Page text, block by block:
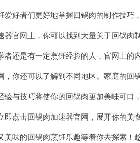
好者们更好地掌握回锅肉的制作技巧，
官网上，你可以找到大量关于回锅肉
还是有一定烹饪经验的人，官网上的内
你还可以了解到不同地区、家庭的回锅
与技巧将使你的回锅肉更加美味可口，
点击回锅肉加速器官网，展开你的美食
味的回锅肉烹饪乐趣等着你去探索！